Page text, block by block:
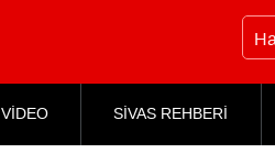
VİDEO SİVAS REHBERİ